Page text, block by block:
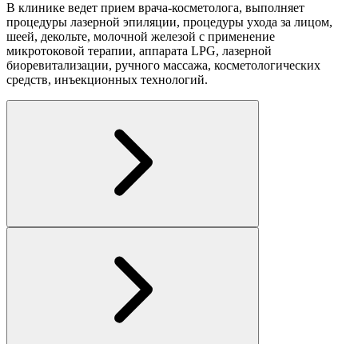
В клинике ведет прием врача-косметолога, выполняет
процедуры лазерной эпиляции, процедуры ухода за лицом,
шеей, декольте, молочной железой с применение
микротоковой терапии, аппарата LPG, лазерной
биоревитализации, ручного массажа, косметологических
средств, инъекционных технологий.